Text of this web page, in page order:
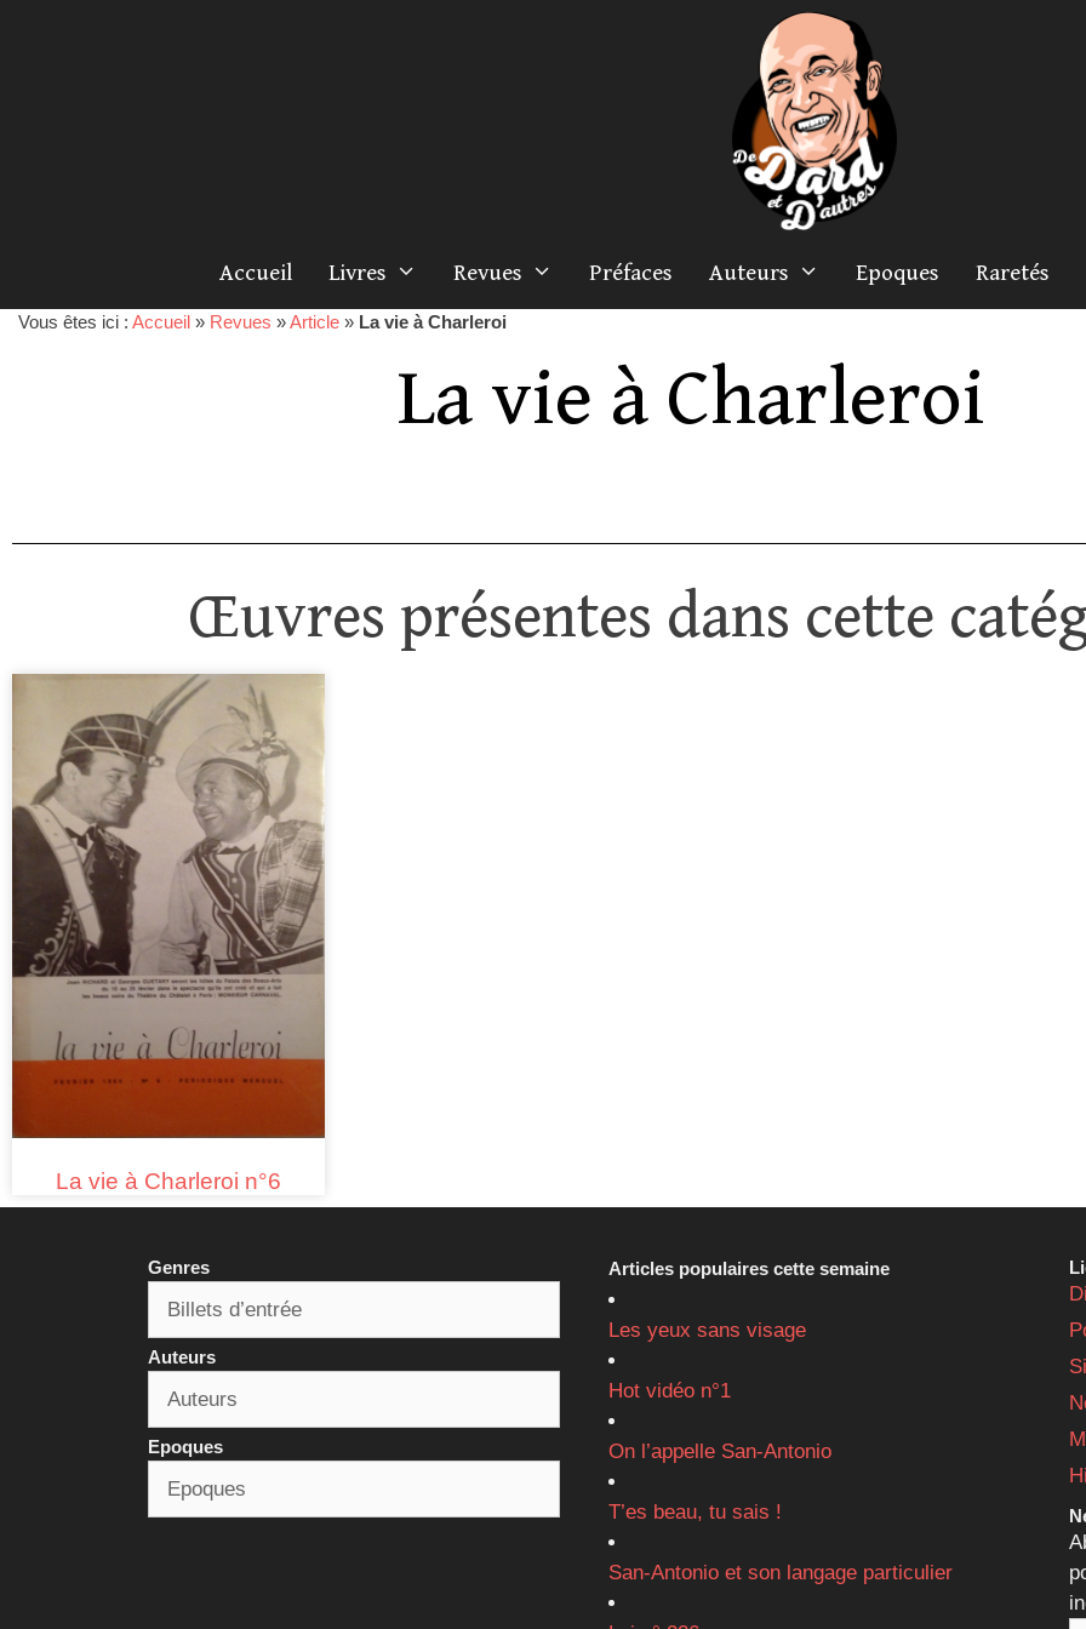
Accueil Livres Revues Préfaces Auteurs Epoques Raretés
Vous êtes ici : Accueil » Revues »Article » La vie à Charleroi
La vie à Charleroi
Œuvres présentes dans cette
La vie à Charleroi n°6
Genres
Auteurs
Epoques
Articles populaires cette semaine
Les yeux sans visage
Hot vidéo n°1
On l’appelle San-Antonio
T’es beau, tu sais !
San-Antonio et son langage particulier